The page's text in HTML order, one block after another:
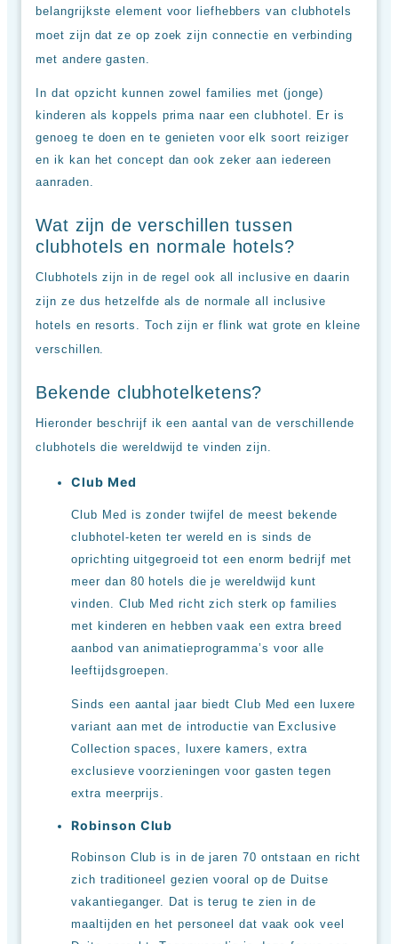
belangrijkste element voor liefhebbers van clubhotels
moet zijn dat ze op zoek zijn connectie en verbinding
met andere gasten.
In dat opzicht kunnen zowel families met (jonge)
kinderen als koppels prima naar een clubhotel. Er is
genoeg te doen en te genieten voor elk soort reiziger
en ik kan het concept dan ook zeker aan iedereen
aanraden.
Wat zijn de verschillen tussen
clubhotels en normale hotels?
Clubhotels zijn in de regel ook all inclusive en daarin
zijn ze dus hetzelfde als de normale all inclusive
hotels en resorts. Toch zijn er flink wat grote en kleine
verschillen.
Bekende clubhotelketens?
Hieronder beschrijf ik een aantal van de verschillende
clubhotels die wereldwijd te vinden zijn.
Club Med
Club Med is zonder twijfel de meest bekende
clubhotel-keten ter wereld en is sinds de
oprichting uitgegroeid tot een enorm bedrijf met
meer dan 80 hotels die je wereldwijd kunt
vinden. Club Med richt zich sterk op families
met kinderen en hebben vaak een extra breed
aanbod van animatieprogramma’s voor alle
leeftijdsgroepen.
Sinds een aantal jaar biedt Club Med een luxere
variant aan met de introductie van Exclusive
Collection spaces, luxere kamers, extra
exclusieve voorzieningen voor gasten tegen
extra meerprijs.
Robinson Club
Robinson Club is in de jaren 70 ontstaan en richt
zich traditioneel gezien vooral op de Duitse
vakantieganger. Dat is terug te zien in de
maaltijden en het personeel dat vaak ook veel